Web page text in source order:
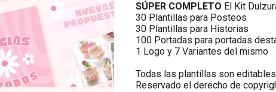
SÚPER COMPLETO El Kit
30 Plantillas para Posteos
30 Plantillas para Historias
100 Portadas para portadas
1 Logo y 7 Variantes del mismo
Todas las plantillas son
Reservado el derecho de